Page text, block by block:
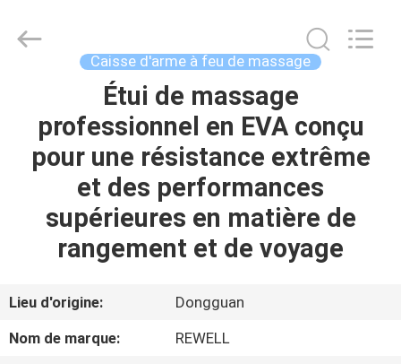
PRODUITS
SUJET
NOUS
Group
Limited.
Caisse d'arme à feu de massage
Étui de massage
professionnel en EVA conçu
pour une résistance extrême
et des performances
supérieures en matière de
rangement et de voyage
Lieu d'origine:
Dongguan
Nom de marque:
REWELL